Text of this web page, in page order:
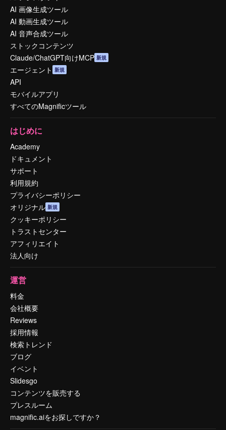
AI 画像生成ツール
AI 動画生成ツール
AI 音声合成ツール
ストックコンテンツ
Claude/ChatGPT向けMCP 新規
エージェント 新規
API
モバイルアプリ
すべてのMagnificツール
はじめに
Academy
ドキュメント
サポート
利用規約
プライバシーポリシー
オリジナル 新規
クッキーポリシー
トラストセンター
アフィリエイト
法人向け
運営
料金
会社概要
Reviews
採用情報
検索トレンド
ブログ
イベント
Slidesgo
コンテンツを販売する
プレスルーム
magnific.aiをお探しですか？